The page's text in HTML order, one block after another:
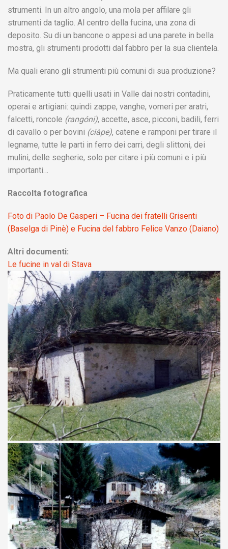
strumenti. In un altro angolo, una mola per affilare gli
strumenti da taglio. Al centro della fucina, una zona di
deposito. Su di un bancone o appesi ad una parete in bella
mostra, gli strumenti prodotti dal fabbro per la sua clientela.
Ma quali erano gli strumenti più comuni di sua produzione?
Praticamente tutti quelli usati in Valle dai nostri contadini,
operai e artigiani: quindi zappe, vanghe, vomeri per aratri,
falcetti, roncole (rangóni), accette, asce, picconi, badili, ferri
di cavallo o per bovini (ciàpe), catene e ramponi per tirare il
legname, tutte le parti in ferro dei carri, degli slittoni, dei
mulini, delle segherie, solo per citare i più comuni e i più
importanti…
Raccolta fotografica
Foto di Paolo De Gasperi – Fucina dei fratelli Grisenti
(Baselga di Pinè) e Fucina del fabbro Felice Vanzo (Daiano)
Altri documenti:
Le fucine in val di Stava